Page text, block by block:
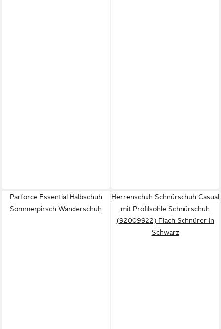
Parforce Essential Halbschuh
Sommerpirsch Wanderschuh
Herrenschuh Schnürschuh Casual
mit Profilsohle Schnürschuh
(92009922) Flach Schnürer in
Schwarz